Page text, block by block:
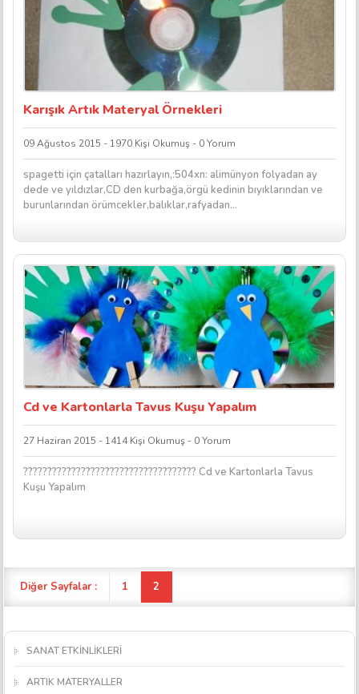
Karışık Artık Materyal Örnekleri
09 Ağustos 2015 - 1970 Kişi Okumuş - 0 Yorum
spagetti için çatalları hazırlayın,:504xn: alimünyon folyadan ay
dede ve yıldızlar,CD den kurbağa,örgü kedinin bıyıklarından ve
burunlarından örümcekler,balıklar,rafyadan...
Cd ve Kartonlarla Tavus Kuşu Yapalım
27 Haziran 2015 - 1414 Kişi Okumuş - 0 Yorum
???????????????????????????????????? Cd ve Kartonlarla Tavus
Kuşu Yapalım
Diğer Sayfalar : 1 2
SANAT ETKİNLİKLERİ
ARTIK MATERYALLER